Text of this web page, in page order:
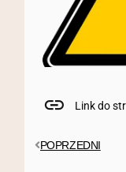
Link do
POPRZEDNI